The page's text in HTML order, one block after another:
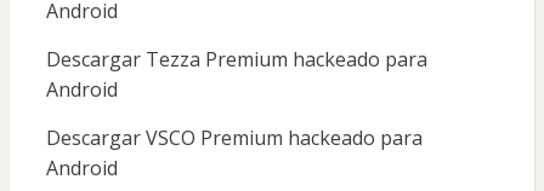
Android
Descargar Tezza Premium hackeado para
Android
Descargar VSCO Premium hackeado para
Android